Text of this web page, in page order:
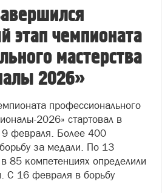
этап чемпионата
мастерства
2026»
профессионального
2026» стартовал в
9 февраля. Более 400
за медали. По 13
85 компетенциях определили
С 16 февраля в борьбу